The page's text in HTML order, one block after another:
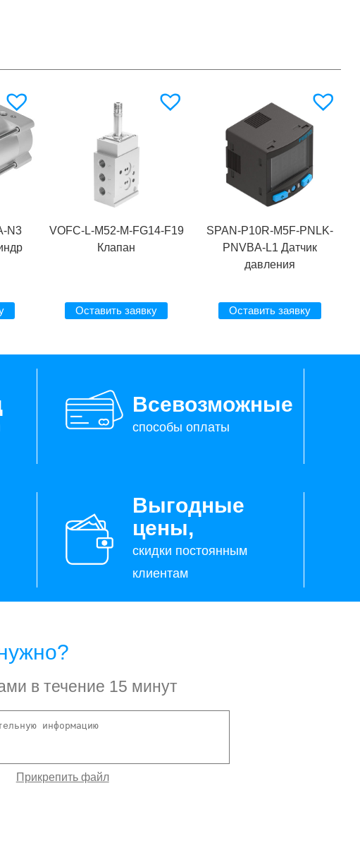
N3
VOFC-L-M52-M-FG14-F19
Клапан
Оставить заявку
SPAN-P10R-M5F-PNLK-
PNVBA-L1 Датчик
давления
Оставить заявку
Всевозможные
способы оплаты
Выгодные
цены,
скидки постоянным
клиентам
в течение 15 минут